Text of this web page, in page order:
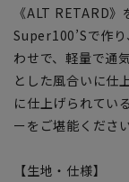
《ALT RETARD
Super100’Sで作
わせで、軽量で通
とした風合いに仕
に仕上げられてい
ーをご堪能ください
【生地・仕様】